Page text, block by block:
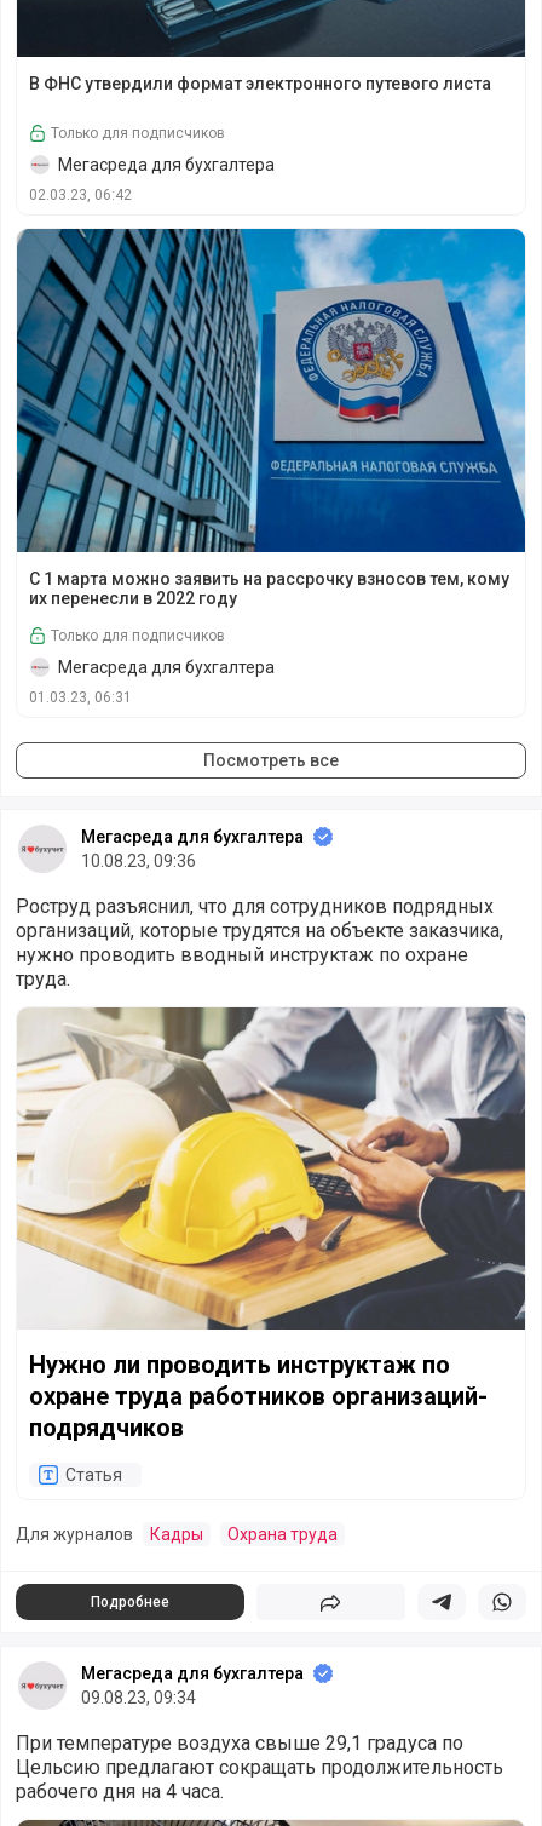
В ФНС утвердили формат электронного путевого листа
Только для подписчиков
Мегасреда для бухгалтера
02.03.23, 06:42
С 1 марта можно заявить на рассрочку взносов тем, кому
их перенесли в 2022 году
Только для подписчиков
Мегасреда для бухгалтера
01.03.23, 06:31
Посмотреть все
Мегасреда для бухгалтера
10.08.23, 09:36
Роструд разъяснил, что для сотрудников подрядных
организаций, которые трудятся на объекте заказчика,
нужно проводить вводный инструктаж по охране
труда.
Нужно ли проводить инструктаж по охране труда
Нужно ли проводить инструктаж по
охране труда работников организаций-
подрядчиков
Статья
Для журналов Кадры Охрана труда
Подробнее Поделиться Поделиться в
Мегасреда для бухгалтера
09.08.23, 09:34
При температуре воздуха свыше 29,1 градуса по
Цельсию предлагают сокращать продолжительность
рабочего дня на 4 часа.